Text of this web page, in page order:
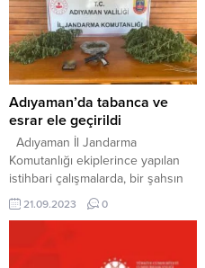
anda HDP yönetiyor” diye
suçladığı Kahta Belediye Başkanı
Yusuf Turanlı ve Belediye Başkan
Yardımcısı Rojda Selçuk’un
avukatları Abdulkadir Bozkurt
geçen cuma günü Metiner
hakkında İstanbul Cumhuriyet
Başsavcılığına...
Adıyaman’da tabanca ve
esrar ele geçirildi
Adıyaman İl Jandarma
Komutanlığı ekiplerince yapılan
istihbari çalışmalarda, bir şahsın
yasa dışı kenevir ektiği tespit
edilmesi üzerine operasyon
21.09.2023 0